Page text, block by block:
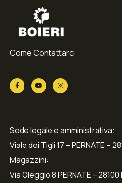
Come Contattarci
Sede legale e amministrativa:
Viale dei Tigli 17 – PERNATE –
Magazzini:
Via Oleggio 8 PERNATE – 28100